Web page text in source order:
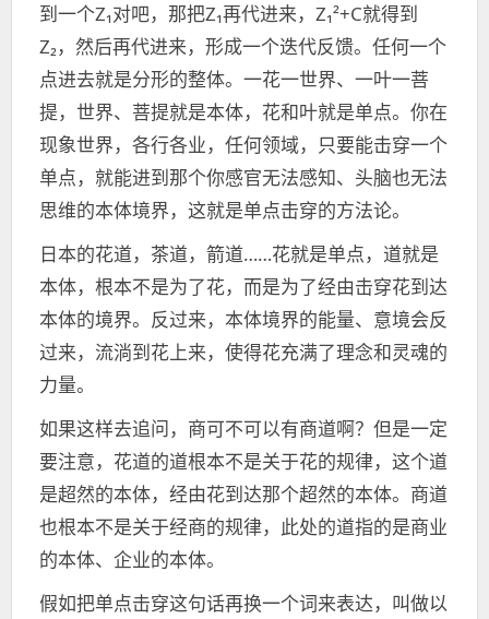
到一个Z₁对吧，那把Z₁再代进来，Z₁²+C就得到
Z₂，然后再代进来，形成一个迭代反馈。任何一个
点进去就是分形的整体。一花一世界、一叶一菩
提，世界、菩提就是本体，花和叶就是单点。你在
现象世界，各行各业，任何领域，只要能击穿一个
单点，就能进到那个你感官无法感知、头脑也无法
思维的本体境界，这就是单点击穿的方法论。
日本的花道，茶道，箭道……花就是单点，道就是
本体，根本不是为了花，而是为了经由击穿花到达
本体的境界。反过来，本体境界的能量、意境会反
过来，流淌到花上来，使得花充满了理念和灵魂的
力量。
如果这样去追问，商可不可以有商道啊？但是一定
要注意，花道的道根本不是关于花的规律，这个道
是超然的本体，经由花到达那个超然的本体。商道
也根本不是关于经商的规律，此处的道指的是商业
的本体、企业的本体。
假如把单点击穿这句话再换一个词来表达，叫做以